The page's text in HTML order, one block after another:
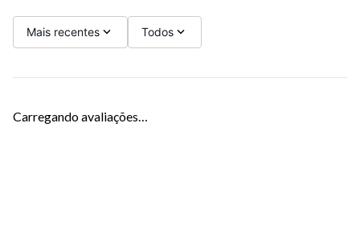
Mais recentes Todos
Carregando avaliações…